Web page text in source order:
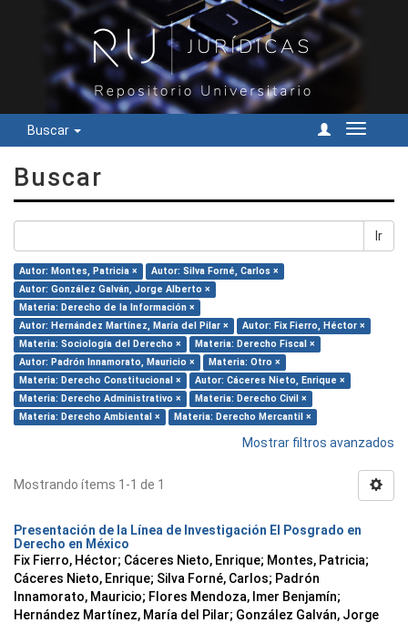
Buscar
Cambiar
Buscar
Ir
Autor: Montes, Patricia ×
Autor: Silva Forné, Carlos ×
Autor: González Galván, Jorge Alberto ×
Materia: Derecho de la Información ×
Autor: Hernández Martínez, María del Pilar ×
Autor: Fix Fierro, Héctor ×
Materia: Sociología del Derecho ×
Materia: Derecho Fiscal ×
Autor: Padrón Innamorato, Mauricio ×
Materia: Otro ×
Materia: Derecho Constitucional ×
Autor: Cáceres Nieto, Enrique ×
Materia: Derecho Administrativo ×
Materia: Derecho Civil ×
Materia: Derecho Ambiental ×
Materia: Derecho Mercantil ×
Mostrar filtros avanzados
Mostrando ítems 1-1 de 1
Presentación de la Línea de Investigación El Posgrado en
Derecho en México
Fix Fierro, Héctor; Cáceres Nieto, Enrique; Montes, Patricia;
Cáceres Nieto, Enrique; Silva Forné, Carlos; Padrón
Innamorato, Mauricio; Flores Mendoza, Imer Benjamín;
Hernández Martínez, María del Pilar; González Galván, Jorge